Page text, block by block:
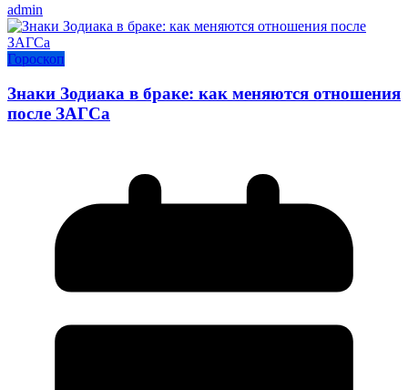
admin
Гороскоп
Знаки Зодиака в браке: как меняются отношения
после ЗАГСа